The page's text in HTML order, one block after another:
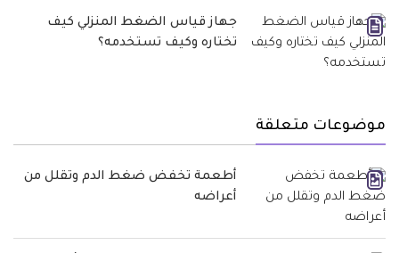
جهاز قياس الضغط المنزلي كيف
تختاره وكيف تستخدمه؟
موضوعات متعلقة
أطعمة تخفض ضغط الدم وتقلل من
أعراضه